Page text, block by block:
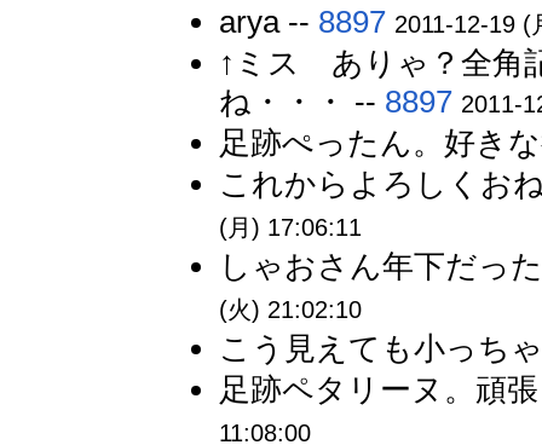
arya -- 8897 2011-12-19 (
↑ミス ありゃ？全角
ね・・・ -- 8897 2011-
足跡ぺったん。好き
これからよろしくお
(月) 17:06:11
しゃおさん年下だっ
(火) 21:02:10
こう見えても小っち
足跡ペタリーヌ。頑
11:08:00